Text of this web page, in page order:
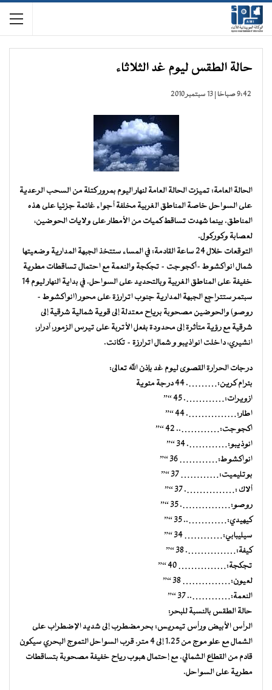
حالة الطقس ليوم غد الثلاثاء
9:42 صباحًا | 13 سبتمبر 2010
الحالة العامة: تميزت الحالة العامة لنهار اليوم بمرور كتلة من السحب الرعدية
على السواحل خاصة المناطق الغربية مخلفة أجواء غائمة جزئيا على هذه
المناطق. بينما شهدت تساقط كميات من الأمطار على ولايات الحوضين،
لعصابة وكوركول.
التوقعات خلال 24 ساعة القادمة: في المساء ستتخذ الجبهة المدارية وضعيتها
شمال انواكشوط -أكجوجت – تجكجة والنعمة مع احتمال تساقطات مطرية
خفيفة على المناطق الغربية وبالتحديد على السواحل. في بداية النهار ليوم 14
سبتمر ستتراجع الجبهة المدارية جنوب اترارزة على محور (انواكشوط –
روصو) والحوضين مصحوبة برياح معتدلة إلى قوية شمالية شرقية إلى
شرقية مع رؤية متأثرة إلى محدودة بفعل الأتربة على تيرس الزمور، آدرار،
انشيري، داخلت انواذيبو و شمال اترارزة – تكانت.
درجات الحرارة القصوى ليوم غد بإذن الله تعالى:
بئرام كرين:………. 44 درجة مئوية
ازويرات:…………. 45 “”
اطار:……………. 44 “”
اكجوجت:………….. 42 “”
انوذيبو:…………. 34 “”
انواكشوط:………… 36 “”
بوتليميت:………… 37 “”
ألاك :……………. 37 “”
روصو:……………. 35 “”
كيهيدي:………….. 35 “”
سيليبابي:………… 34 “”
كيفة:……………. 38 “”
تجكجة:…………… 40 “”
لعيون:…………… 38 “”
النعمة:………….. 37 “”
حالة الطقس بالنسبة للبحر:
الرأس الأبيض ورأس تيمريس: بحر مضطرب إلى شديد الإضطراب على
الشمال مع علو موج من 1.25 إلى 4 متر. قرب السواحل التموج البحري سيكون
قادم من القطاع الشمالي. مع إحتمال هبوب رياح خفيفة مصحوبة بتساقطات
مطرية على السواحل.